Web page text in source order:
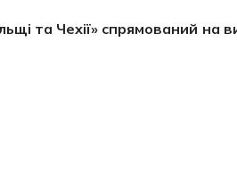
та Чехії» спрямований на